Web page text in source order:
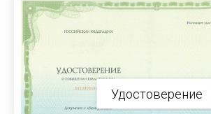
Удостоверение